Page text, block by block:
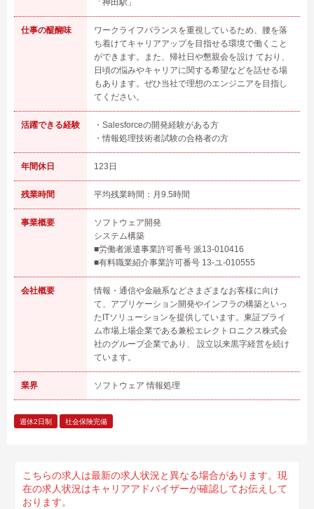
「神田駅」
仕事の醍醐味
ワークライフバランスを重視しているため、腰を落
ち着けてキャリアアップを目指せる環境で働くこと
ができます。また、帰社日や懇親会を設け ており、
日頃の悩みやキャリアに関する希望などを話せる場
もあります。ぜひ当社で理想のエンジニアを目指し
てください。
活躍できる経験
・Salesforceの開発経験がある方
・情報処理技術者試験の合格者の方
年間休日 123日
残業時間 平均残業時間：月9.5時間
事業概要
ソフトウェア開発
システム構築
■労働者派遣事業許可番号 派13-010416
■有料職業紹介事業許可番号 13-ユ-010555
会社概要
情報・通信や金融系などさまざまなお客様に向け
て、アプリケーション開発やインフラの構築といっ
たITソリューションを提供しています。東証プライ
ム市場上場企業である兼松エレクトロニクス株式会
社のグループ企業であり、 設立以来黒字経営を続け
ています。
業界 ソフトウェア 情報処理
週休2日制 社会保険完備
こちらの求人は最新の求人状況と異なる場合があります。現
在の求人状況はキャリアアドバイザーが確認してお伝えして
おります。